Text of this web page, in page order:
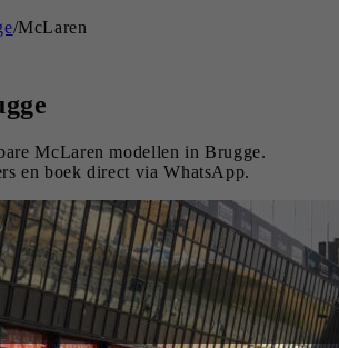
/McLaren
McLaren modellen inBrugge.
en boek direct via WhatsApp.